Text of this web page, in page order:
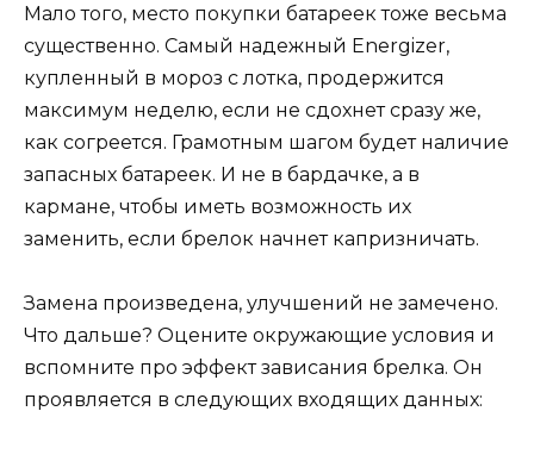
Мало того, место покупки батареек тоже весьма
существенно. Самый надежный Energizer,
купленный в мороз с лотка, продержится
максимум неделю, если не сдохнет сразу же,
как согреется. Грамотным шагом будет наличие
запасных батареек. И не в бардачке, а в
кармане, чтобы иметь возможность их
заменить, если брелок начнет капризничать.
Замена произведена, улучшений не замечено.
Что дальше? Оцените окружающие условия и
вспомните про эффект зависания брелка. Он
проявляется в следующих входящих данных: